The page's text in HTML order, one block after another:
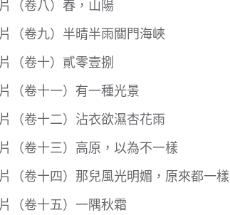
（卷八）春，山陽
（卷九）半晴半雨關門海峽
（卷十）貳零壹捌
（卷十一）有一種光景
（卷十二）沾衣欲濕杏花雨
（卷十三）高原，以為不一樣
（卷十四）那兒風光明媚，原來都一樣
（卷十五）一隅秋霜